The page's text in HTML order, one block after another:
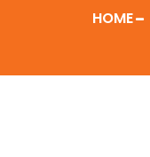
HOME